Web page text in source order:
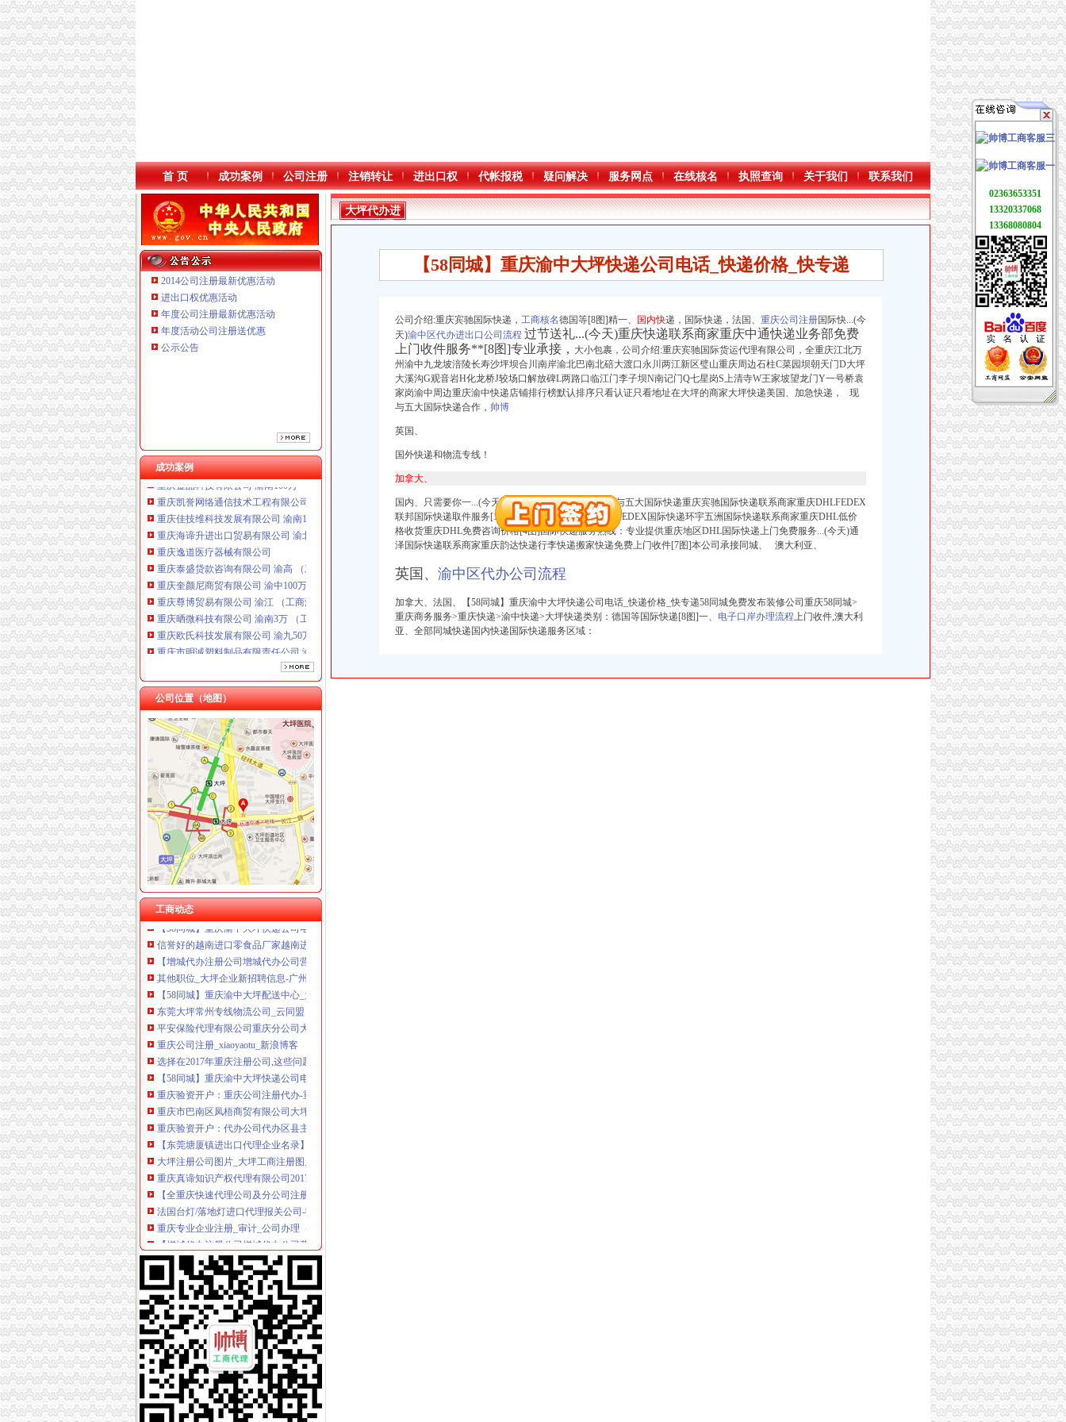
首 页 成功案例 公司注册 注销转让 进出口权 代帐报税 疑问解决 服务网点 在线核名 执照查询 关于我们 联系我们
2014公司注册最新优惠活动
进出口权优惠活动
年度公司注册最新优惠活动
年度活动公司注册送优惠
公示公告
成功案例
重庆海谛升进出口贸易有限公司 渝北100万 （进出口权）
重庆逸道医疗器械有限公司
重庆欧氏科技发展有限公司 渝九50万 （进出口权）
重庆市明诚塑料制品有限责任公司 渝高100万 （进出口权）
重庆金品科技有限公司 渝南100万 （进出口权）
重庆凯誉网络通信技术工程有限公司 渝中300万 （工商变更）
重庆佳技维科技发展有限公司 渝南100万 （进出口权）
重庆海谛升进出口贸易有限公司 渝北100万 （进出口权）
重庆逸道医疗器械有限公司
重庆泰盛贷款咨询有限公司 渝高 （工商注册）
重庆奎颜尼商贸有限公司 渝中100万 （工商注册）
重庆尊博贸易有限公司 渝江 （工商注册）
重庆晒微科技有限公司 渝南3万 （工商注册）
重庆欧氏科技发展有限公司 渝九50万 （进出口权）
重庆市明诚塑料制品有限责任公司 渝高100万 （进出口权）
重庆金品科技有限公司 渝南100万 （进出口权）
重庆凯誉网络通信技术工程有限公司 渝中300万 （工商变更）
重庆佳技维科技发展有限公司 渝南100万 （进出口权）
公司位置（地图）
工商动态
大坪代办进出口公司
其他职位_大坪企业新招聘信息-广州58同城
帅博工商*办重庆公司注册-帅博工商咨询服务部
黄埔区代办工商注册黄埔区申请一般纳税人图片大全,广州大坪企业
重庆公司注册_xiaoyaotu_新浪博客
【58同城】重庆渝中大坪配送中心_大坪生活配送服务公司
乐天玛（重庆）商业有限公司大坪店联系方式_信用报告_工商信息-
东莞大坪常州专线物流公司_云同盟
【58同城】重庆渝中大坪快递公司电话_快递价格_快专递
信誉好的越南进口零食品厂家越南进口代理-供应信息-环球经贸网
【增城代办注册公司增城代办公司营业执照】价格,厂家,图片,公司
其他职位_大坪企业新招聘信息-广州58同城
【58同城】重庆渝中大坪配送中心_大坪生活配送服务公司
东莞大坪常州专线物流公司_云同盟
平安保险代理有限公司重庆分公司大坪营业部
重庆公司注册_xiaoyaotu_新浪博客
选择在2017年重庆注册公司,这些问题得知道_搜狐社会_搜狐网
【58同城】重庆渝中大坪快递公司电话_快递价格_快专递
重庆验资开户：重庆公司注册代办-重庆爱问分类
重庆市巴南区凤梧商贸有限公司大坪农贸市场分公司
重庆验资开户：代办公司代办区县主城房地产开发资质,入渝备案,执
【东莞塘厦镇进出口代理企业名录】_顺企网
大坪注册公司图片_大坪工商注册图片-泉州易登网
重庆真谛知识产权代理有限公司2017招聘_重庆校园招聘
【全重庆快速代理公司及分公司注册、变更、注销】-南岸南岸周边易
法国台灯/落地灯进口代理报关公司-报关服务-久久信息网
重庆专业企业注册_审计_公司办理（价优惠中）-产品网
【增城代办注册公司增城代办公司营业执照】价格,厂家,图片,公司
乐天玛（重庆）商业有限公司大坪店联系方式_信用报告_工商信息-
帅博工商*办重庆公司注册-帅博工商咨询服务部
重庆渝中大坪一站式加急办理工商注册、变更注销、代理_志趣网
【重庆渝中区大坪】企业|厂家|黄页|名录_第3页_顺企网
如何找一家放心的公司注册商标注册代理公司_志趣网
黄埔区代办工商注册黄埔区申请一般纳税人图片大全,广州大坪企业
美国纸尿裤进口代理报关公司
重庆主城超高效率工商代办代理记账验资-产品网
【代办资质专业的团队】-渝中大坪易登网
信誉好的越南进口零食品厂家越南进口代理-供应信息-环球经贸网
新华锦北方大纯进出口代理无自营
大坪代办进
出口公司
【58同城】重庆渝中大坪快递公司电话_快递价格_快专递
公司介绍:重庆宾驰国际快递， 工商核名德国等[8图]精一、 国内快递，国际快递，法国、 重庆公司注册国际快...(今
天)渝中区代办进出口公司流程 过节送礼...(今天)重庆快递联系商家重庆中通快递业务部免费
上门收件服务**[8图]专业承接， 大小包裹，公司介绍:重庆宾驰国际货运代理有限公司，全重庆江北万
州渝中九龙坡涪陵长寿沙坪坝合川南岸渝北巴南北碚大渡口永川两江新区璧山重庆周边石柱C菜园坝朝天门D大坪
大溪沟G观音岩H化龙桥J较场口解放碑L两路口临江门李子坝N南记门Q七星岗S上清寺W王家坡望龙门Y一号桥袁
家岗渝中周边重庆渝中快递店铺排行榜默认排序只看认证只看地址在大坪的商家大坪快递美国、加急快递， 现
与五大国际快递合作， 帅博
英国、
国外快递和物流专线！
加拿大、
国内、只需要你一...(今天)雷伟伟联系商家美国、 现与五大国际快递重庆宾驰国际快递联系商家重庆DHLFEDEX
联邦国际快递取件服务[1图]精承接重庆DHLUPSEMSFEDEX国际快递环宇五洲国际快递联系商家重庆DHL低价
格收货重庆DHL免费咨询价格[4图]国际快递服务热线：专业提供重庆地区DHL国际快递上门免费服务...(今天)通
泽国际快递联系商家重庆韵达快递行李快递搬家快递免费上门收件[7图]本公司承接同城、
澳大利亚、
英国、 渝中区代办公司流程
加拿大、 法国、【58同城】重庆渝中大坪快递公司电话_快递价格_快专递58同城免费发布装修公司重庆58同城>
重庆商务服务>重庆快递>渝中快递>大坪快递类别：德国等国际快递[8图]一、 电子口岸办理流程上门收件,澳大利
亚、全部同城快递国内快递国际快递服务区域：
02363653351
13320337068
13368080804